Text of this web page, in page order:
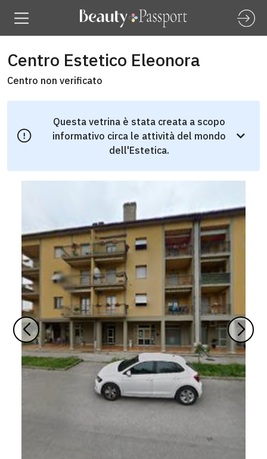
Centro Estetico Eleonora
Centro non verificato
Questa vetrina è stata creata a scopo
informativo circa le attività del mondo
dell'Estetica.